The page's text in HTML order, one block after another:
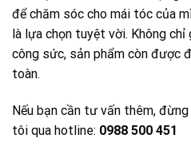
để chăm sóc cho mái tóc của
là lựa chọn tuyệt vời. Không
công sức, sản phẩm còn được
toàn.
Nếu bạn cần tư vấn thêm,
tôi qua hotline: 0988 500 451